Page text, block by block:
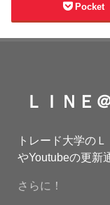
Pocket
ＬＩＮＥ
トレード大学の
やYoutubeの更新
さらに！